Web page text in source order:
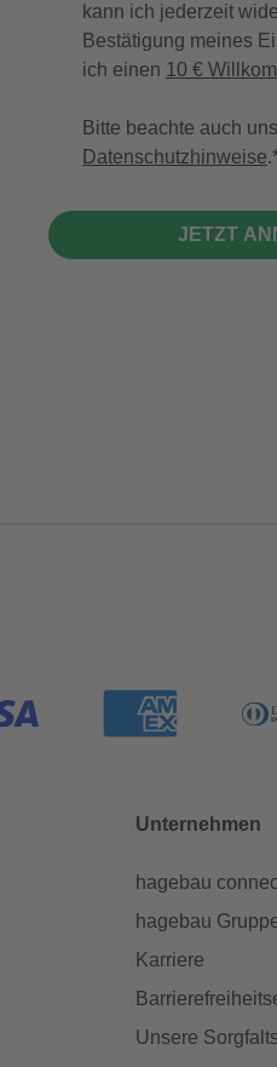
kann ich jederzeit
Bestätigung meines
ich einen 10 €
Bitte beachte auch
Datenschutzhinweise.
JETZT
Unternehmen
hagebau
hagebau
Karriere
Unsere